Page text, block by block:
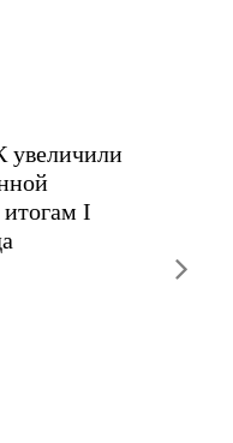
увеличили
итогам I
сборы